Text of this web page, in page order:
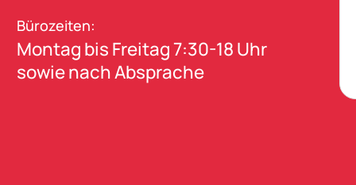
Bürozeiten:
Montag bis Freitag 7:30-18 Uhr
sowie nach Absprache